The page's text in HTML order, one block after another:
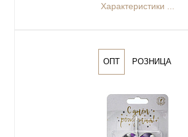
Характеристики ...
ОПТ РОЗНИЦА